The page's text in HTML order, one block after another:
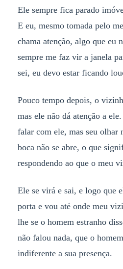
Ele sempre fica parado
E eu, mesmo tomada pelo
chama atenção, algo que eu
sempre me faz vir a janela
sei, eu devo estar ficando
Pouco tempo depois, o
mas ele não dá atenção a
falar com ele, mas seu olhar
boca não se abre, o que
respondendo ao que o meu
Ele se virá e sai, e logo que
porta e vou até onde meu
lhe se o homem estranho
não falou nada, que o
indiferente a sua presença.